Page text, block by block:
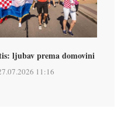
ljubav prema domovini
11:16